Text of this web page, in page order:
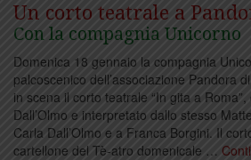
20 Dic
Il Novecento
carmignanese al
gennaio
18 Dic
Prima
Gruppo Fotografico
Un corto teatrale a
Con la compagnia Unicorno
Domenica 18 gennaio la compagnia
palcoscenico dell’associazione Pandora
in scena il corto teatrale “In gita a
Dall’Olmo e interpretato dallo stesso
Carla Dall’Olmo e a Franca Borgini. Il
cartellone del Tè-atro domenicale …